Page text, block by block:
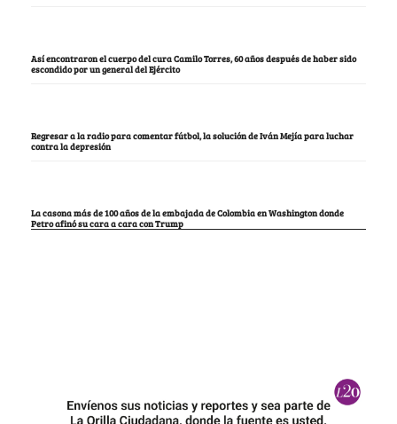
Así encontraron el cuerpo del cura Camilo Torres, 60 años después de haber sido
escondido por un general del Ejército
Regresar a la radio para comentar fútbol, la solución de Iván Mejía para luchar
contra la depresión
La casona más de 100 años de la embajada de Colombia en Washington donde
Petro afinó su cara a cara con Trump